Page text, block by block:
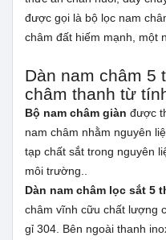
được gọi là bộ lọc nam
châm đất hiếm mạnh, một
Dàn nam châm 5
châm thanh từ
Bộ nam châm giàn được
nam châm nhằm nguyên
tạp chất sắt trong nguyên
môi trường..
Dàn nam châm lọc sắt 5
châm vĩnh cữu chất lượng
gỉ 304. Bên ngoài thanh